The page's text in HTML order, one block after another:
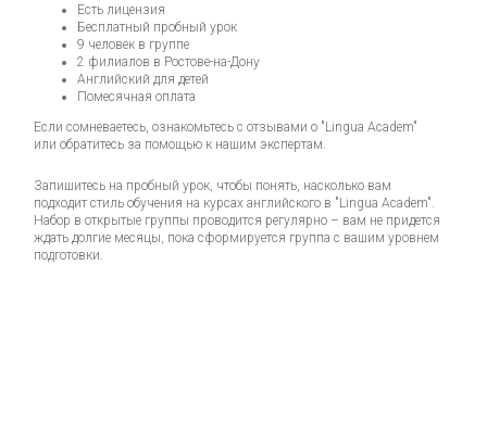
Есть лицензия
Бесплатный пробный урок
9 человек в группе
2 филиалов в Ростове-на-Дону
Английский для детей
Помесячная оплата
Если сомневаетесь, ознакомьтесь с отзывами о "Lingua Academ"
или обратитесь за помощью к нашим экспертам.
Запишитесь на пробный урок, чтобы понять, насколько вам
подходит стиль обучения на курсах английского в "Lingua Academ".
Набор в открытые группы проводится регулярно – вам не придется
ждать долгие месяцы, пока сформируется группа с вашим уровнем
подготовки.